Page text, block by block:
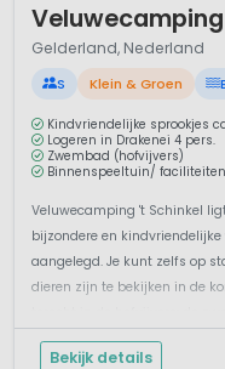
Gelderland, Nederland
S Klein & Groen
Kindvriendelijke sprookjes
Logeren in Drakenei 4 pers.
Zwembad (hofvijvers)
Binnenspeeltuin/
Veluwecamping 't Schinkel
bijzondere en
aangelegd. Je kunt zelfs op
dieren zijn te bekijken in de
Bekijk details